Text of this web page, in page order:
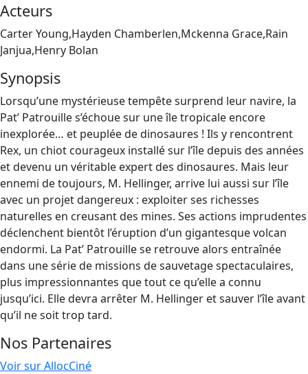
Acteurs
Carter Young,Hayden Chamberlen,Mckenna Grace,Rain
Janjua,Henry Bolan
Synopsis
Lorsqu’une mystérieuse tempête surprend leur navire, la
Pat’ Patrouille s’échoue sur une île tropicale encore
inexplorée… et peuplée de dinosaures ! Ils y rencontrent
Rex, un chiot courageux installé sur l’île depuis des années
et devenu un véritable expert des dinosaures. Mais leur
ennemi de toujours, M. Hellinger, arrive lui aussi sur l’île
avec un projet dangereux : exploiter ses richesses
naturelles en creusant des mines. Ses actions imprudentes
déclenchent bientôt l’éruption d’un gigantesque volcan
endormi. La Pat’ Patrouille se retrouve alors entraînée
dans une série de missions de sauvetage spectaculaires,
plus impressionnantes que tout ce qu’elle a connu
jusqu’ici. Elle devra arrêter M. Hellinger et sauver l’île avant
qu’il ne soit trop tard.
Nos Partenaires
Voir sur AllocCiné